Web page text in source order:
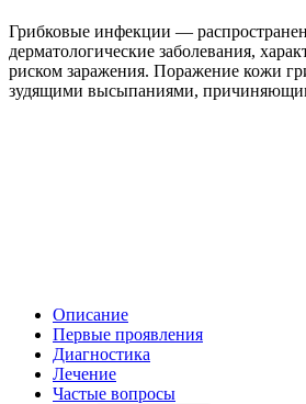
Грибковые инфекции —
дерматологические заболевания,
риском заражения. Поражение кожи
зудящими высыпаниями,
Описание
Первые проявления
Диагностика
Лечение
Частые вопросы